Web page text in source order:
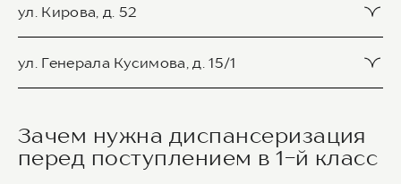
Консультация детского психиатра
Консультация педиатра
2 700 ₽
ул. Кирова, д. 52
Консультация детского психиатра
Консультация детского эндокринолога
ул. Генерала Кусимова, д. 15/1
5 900 ₽
Зачем нужна диспансеризация
перед поступлением в 1-й класс